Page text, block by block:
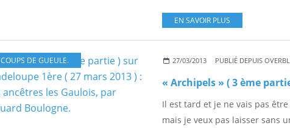
EN SAVOIR PLUS
COUPS DE GUEULE. 27/03/2013 PUBLIÉ DEPUIS
Il est tard et je ne vais pas
mais je veux pas laisser sans